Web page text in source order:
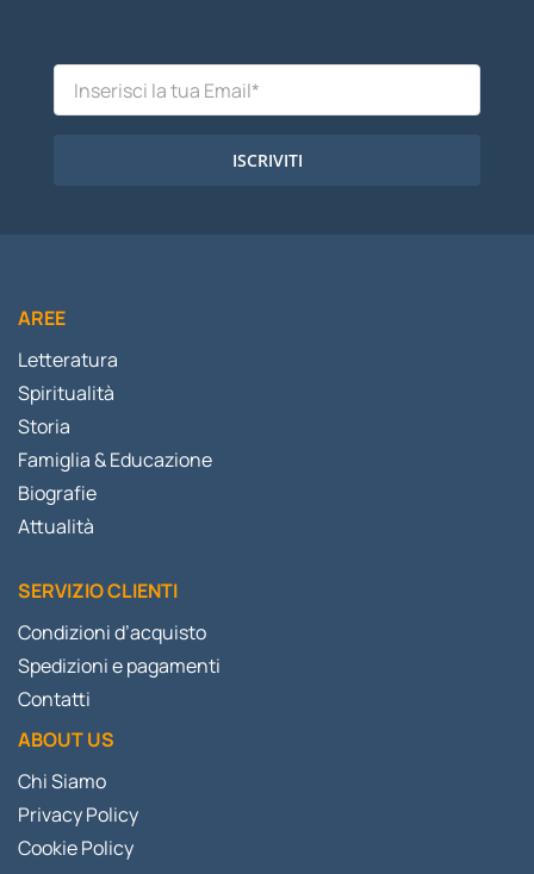
ISCRIVITI
AREE
Letteratura
Spiritualità
Storia
Famiglia & Educazione
Biografie
Attualità
SERVIZIO CLIENTI
Condizioni d’acquisto
Spedizioni e pagamenti
Contatti
ABOUT US
Chi Siamo
Privacy Policy
Cookie Policy